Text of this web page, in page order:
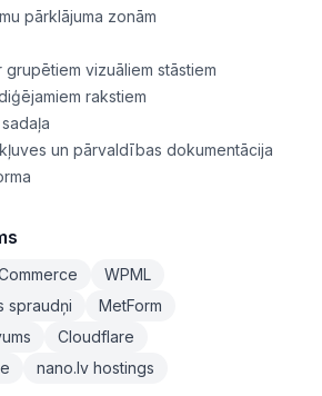
pārklājuma zonām
vizuāliem stāstiem
rakstiem
un pārvaldības dokumentācija
WPML
spraudņi
MetForm
Cloudflare
nano.lv hostings